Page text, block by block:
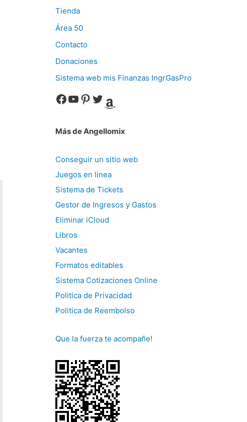
Tienda
Área 50
Contacto
Donaciones
Sistema web mis Finanzas IngrGasPro
Facebook YouTube Pinterest Twitter Amazon
Más de Angellomix
Conseguir un sitio web
Juegos en linea
Sistema de Tickets
Gestor de Ingresos y Gastos
Eliminar iCloud
Libros
Vacantes
Formatos editables
Sistema Cotizaciones Online
Politica de Privacidad
Politica de Reembolso
Que la fuerza te acompañe!